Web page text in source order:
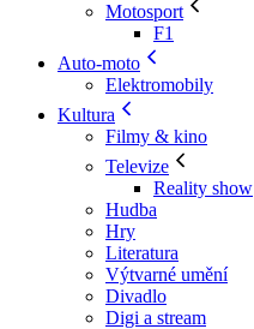
Motosport
F1
Auto-moto
Elektromobily
Kultura
Filmy & kino
Televize
Reality show
Hudba
Hry
Literatura
Výtvarné umění
Divadlo
Digi a stream